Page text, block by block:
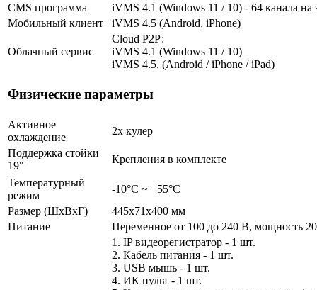
CMS программа
iVMS 4.1 (Windows 11 / 10) - 64 канала на
Мобильный клиент
iVMS 4.5 (Android, iPhone)
Облачный сервис
Cloud Р2Р:
iVMS 4.1 (Windows 11 / 10)
iVMS 4.5, (Android / iPhone / iPad)
Физические параметры
Активное
охлаждение
2х кулер
Поддержка стойки
19"
Крепления в комплекте
Температурный
режим
-10°C ~ +55°C
Размер (ШxВxГ)
445x71х400 мм
Питание
Переменное от 100 до 240 В, мощность
1. IP видеорегистратор - 1 шт.
2. Кабель питания - 1 шт.
3. USB мышь - 1 шт.
4. ИК пульт - 1 шт.